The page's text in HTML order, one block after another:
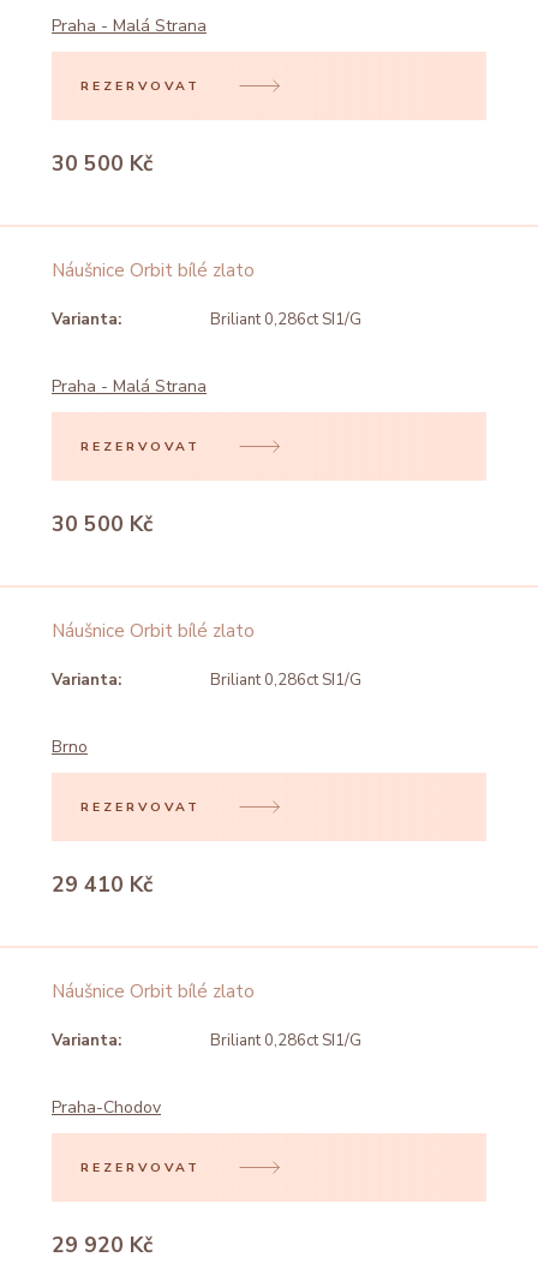
Praha - Malá Strana
REZERVOVAT
30 500 Kč
Náušnice Orbit bílé zlato
Varianta: Briliant 0,286ct SI1/G
Praha - Malá Strana
REZERVOVAT
30 500 Kč
Náušnice Orbit bílé zlato
Varianta: Briliant 0,286ct SI1/G
Brno
REZERVOVAT
29 410 Kč
Náušnice Orbit bílé zlato
Varianta: Briliant 0,286ct SI1/G
Praha-Chodov
REZERVOVAT
29 920 Kč